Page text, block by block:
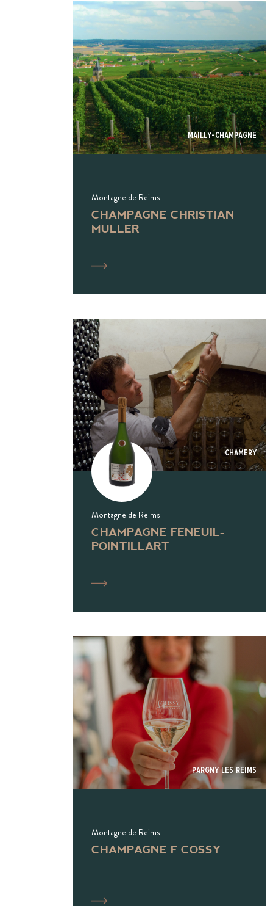
Mailly-champagne
Montagne de Reims
CHAMPAGNE CHRISTIAN
MULLER
Chamery
Montagne de Reims
CHAMPAGNE FENEUIL-
POINTILLART
Pargny Les Reims
Montagne de Reims
CHAMPAGNE F COSSY